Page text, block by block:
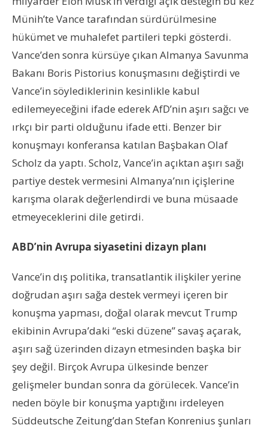
Münih’te Vance tarafından sürdürülmesine
hükümet ve muhalefet partileri tepki gösterdi.
Vance’den sonra kürsüye çıkan Almanya Savunma
Bakanı Boris Pistorius konuşmasını değiştirdi ve
Vance’in söylediklerinin kesinlikle kabul
edilemeyeceğini ifade ederek AfD’nin aşırı sağcı ve
ırkçı bir parti olduğunu ifade etti. Benzer bir
konuşmayı konferansa katılan Başbakan Olaf
Scholz da yaptı. Scholz, Vance’in açıktan aşırı sağı
partiye destek vermesini Almanya’nın içişlerine
karışma olarak değerlendirdi ve buna müsaade
etmeyeceklerini dile getirdi.
ABD’nin Avrupa siyasetini dizayn planı
Vance’in dış politika, transatlantik ilişkiler yerine
doğrudan aşırı sağa destek vermeyi içeren bir
konuşma yapması, doğal olarak mevcut Trump
ekibinin Avrupa’daki “eski düzene” savaş açarak,
aşırı sağ üzerinden dizayn etmesinden başka bir
şey değil. Birçok Avrupa ülkesinde benzer
gelişmeler bundan sonra da görülecek. Vance’in
neden böyle bir konuşma yaptığını irdeleyen
Süddeutsche Zeitung’dan Stefan Konrenius şunları